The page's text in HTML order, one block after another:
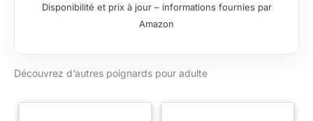
Disponibilité et prix à jour – informations fournies par
Amazon
Découvrez d’autres poignards pour adulte